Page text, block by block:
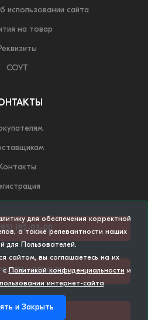
для обеспечения корректной
а также релевантности наших
для Пользователей.
сайтом, вы соглашаетесь на их
сПолитикой конфиденциальности и
интернет-сайта
и Закрыть
использовании сайта
на товар
СОУТ
Контакты
182-03-00
НАПИСАТЬ